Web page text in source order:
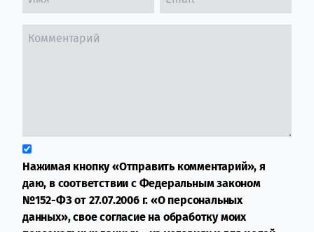
Нажимая кнопку «Отправить комментарий», я
даю, в соответствии с Федеральным законом
№152-ФЗ от 27.07.2006 г. «О персональных
данных», свое согласие на обработку моих